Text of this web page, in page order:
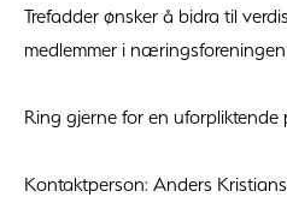
Trefadder ønsker å bidra til
medlemmer i
Ring gjerne for en uforpliktende
Kontaktperson: Anders